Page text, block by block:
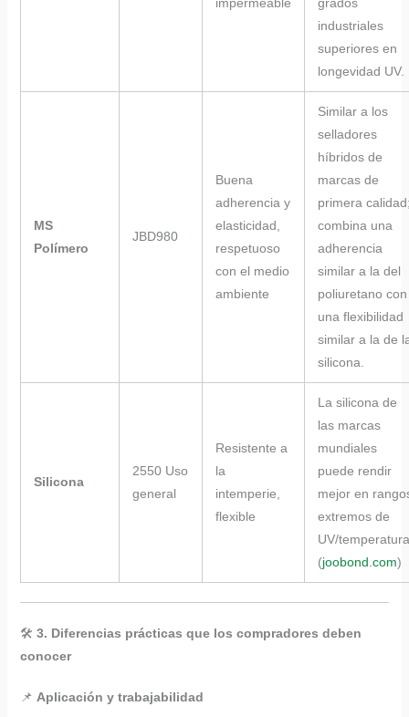
industriales
superiores en
longevidad UV.
MS
Polímero
JBD980
Buena
adherencia y
elasticidad,
respetuoso
con el medio
ambiente
Similar a los
selladores
híbridos de
marcas de
primera
combina una
adherencia
similar a la del
poliuretano con
una flexibilidad
similar a la de
silicona.
Silicona
2550 Uso
general
Resistente a
la
intemperie,
flexible
La silicona de
las marcas
mundiales
puede rendir
mejor en
extremos de
UV/
(joobond.com)
🛠 3. Diferencias prácticas que los compradores deben
conocer
📌 Aplicación y trabajabilidad